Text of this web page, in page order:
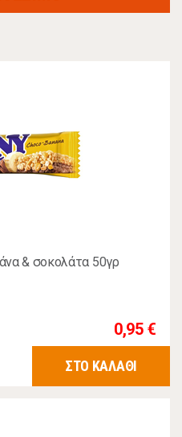
& σοκολάτα 50γρ
0,95 €
ΣΤΟ ΚΑΛΑΘΙ